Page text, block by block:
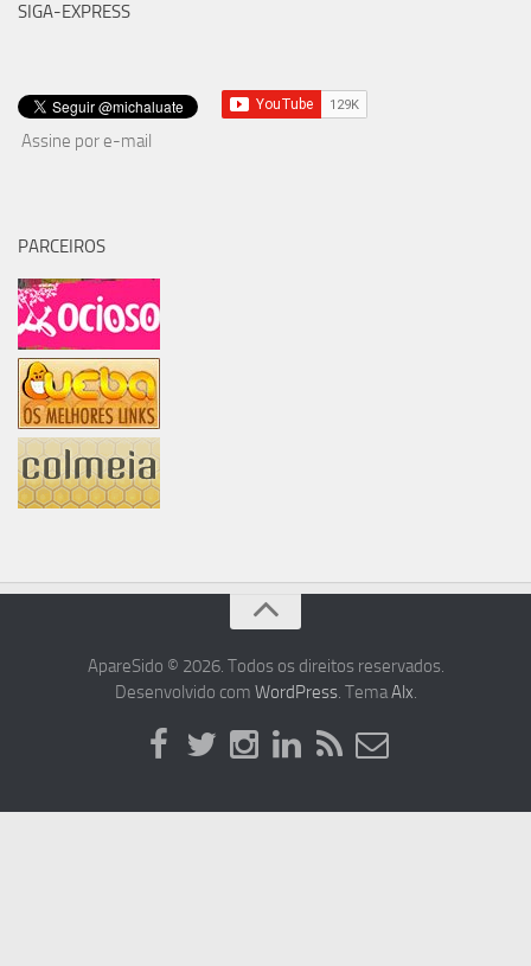
SIGA-EXPRESS
Assine por e-mail
PARCEIROS
ApareSido © 2026. Todos os direitos reservados.
Desenvolvido com WordPress. TemaAlx.